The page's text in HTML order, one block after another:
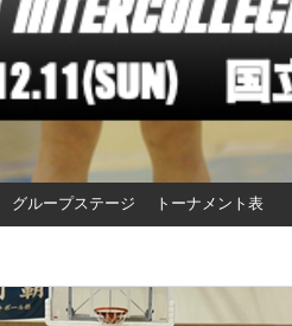
グループステージ トーナメント表